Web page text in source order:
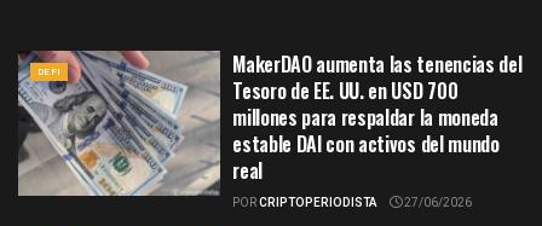
DEFI
MakerDAO aumenta las tenencias del
Tesoro de EE. UU. en USD 700
millones para respaldar la moneda
estable DAI con activos del mundo
real
PORCRIPTOPERIODISTA 27/06/2026